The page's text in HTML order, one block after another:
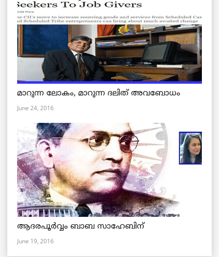
മാറുന്ന ലോകം, മാറുന്ന ദലിത് അവബോധം
June 24, 2016
ആദരപൂര്‍വ്വം ബാബ സാഹേബിന്
June 19, 2016